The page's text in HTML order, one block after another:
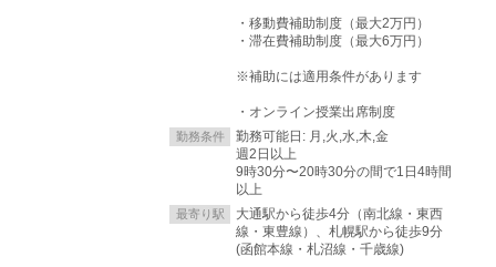
・移動費補助制度（最大2万円）
・滞在費補助制度（最大6万円）
※補助には適用条件があります
・オンライン授業出席制度
勤務条件
勤務可能日: 月,火,水,木,金
週2日以上
9時30分〜20時30分の間で1日4時間
以上
最寄り駅
大通駅から徒歩4分（南北線・東西
線・東豊線）、札幌駅から徒歩9分
(函館本線・札沼線・千歳線)